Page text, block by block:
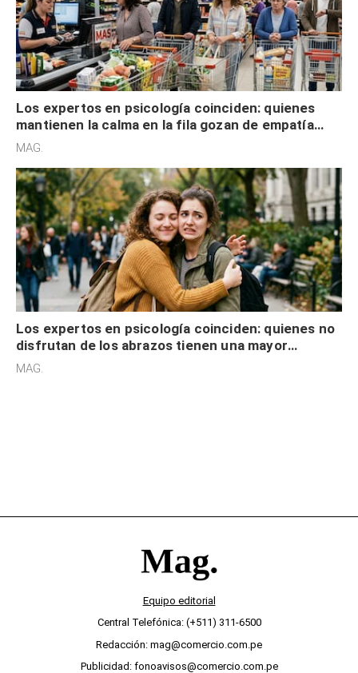
Los expertos en psicología coinciden: quienes
mantienen la calma en la fila gozan de empatía
cognitiva, gratitud y no solo tienen autocontrol
MAG.
Los expertos en psicología coinciden: quienes no
disfrutan de los abrazos tienen una mayor
sensibilidad a los estímulos físicos y no es por
MAG.
Equipo editorial
Central Telefónica: (+511) 311-6500
Redacción: mag@comercio.com.pe
Publicidad: fonoavisos@comercio.com.pe